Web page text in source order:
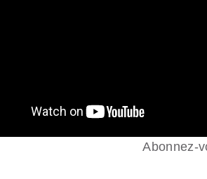
Abonnez-